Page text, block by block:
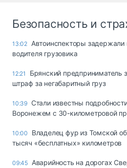
Безопасность и
13:02 Автоинспекторы задержали
водителя грузовика
12:21
Брянский предприниматель
штраф за негабаритный груз
10:39 Стали известны
Воронежем с 30-километровой
10:00
Владелец фур из Томской
тысяч «бесплатных» километров
09:45 Аварийность на дорогах